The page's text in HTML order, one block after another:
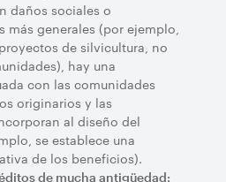
daños sociales o
más generales (por ejemplo,
de silvicultura, no
hay una
con las comunidades
originarios y las
al diseño del
se establece una
de los beneficios).
de mucha antigüedad: